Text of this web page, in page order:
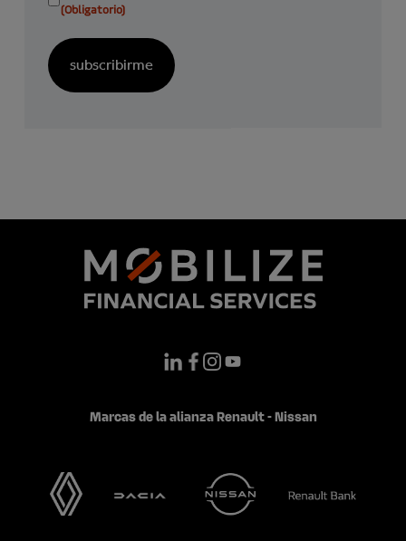
(Obligatorio)
(Obligatorio)
Marcas de la alianza Renault - Nissan